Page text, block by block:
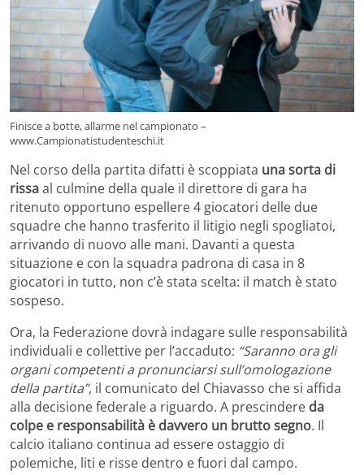
Finisce a botte, allarme nel campionato –
www.Campionatistudenteschi.it
Nel corso della partita difatti è scoppiata una sorta di
rissaal culmine della quale il direttore di gara ha
ritenuto opportuno espellere 4 giocatori delle due
squadre che hanno trasferito il litigio negli spogliatoi,
arrivando di nuovo alle mani. Davanti a questa
situazione e con la squadra padrona di casa in 8
giocatori in tutto, non c’è stata scelta: il match è stato
sospeso.
Ora, la Federazione dovrà indagare sulle responsabilità
individuali e collettive per l’accaduto: “Saranno ora gli
organi competenti a pronunciarsi sull’omologazione
della partita”, il comunicato del Chiavasso che si affida
alla decisione federale a riguardo. A prescindere da
colpe e responsabilità è davvero un brutto segno. Il
calcio italiano continua ad essere ostaggio di
polemiche, liti e risse dentro e fuori dal campo.